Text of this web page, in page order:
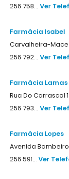
256 758... Ver
Farmácia Isabel
Carvalheira-
256 792... Ver
Farmácia Lamas
Rua Do Carrascal
256 793... Ver
Farmácia Lopes
Avenida
256 591... Ver